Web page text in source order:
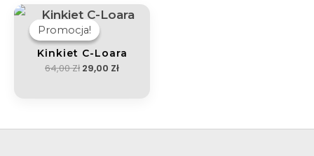
Promocja!
Promocja!
Kinkiet C-Loara
64,00Zł
Pierwotna
Cena
Wynosiła:
64,00 Zł.
29,00 Zł
Aktualna
Cena